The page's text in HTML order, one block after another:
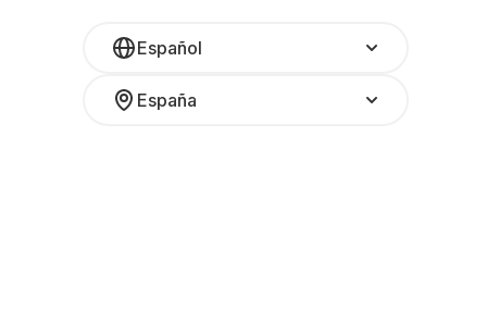
Español
España